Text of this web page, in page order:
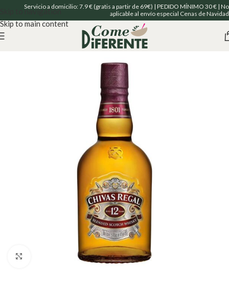
Skip to navigation
Skip to main content
Servicio a domicilio: 7.9 € (gratis a partir de 69€) | PEDIDO MÍNIMO 30 € | No
aplicable al envío especial Cenas de Navidad
Clic para ampliar